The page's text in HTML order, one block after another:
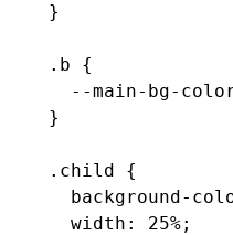
}
.b {
--main-bg-
}
.child {
background-
  width
: 25%;